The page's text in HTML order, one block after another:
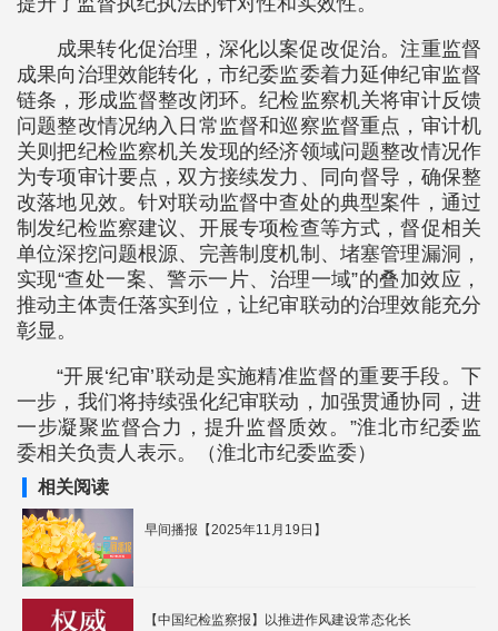
成果转化促治理，深化以案促改促治。注重监督
成果向治理效能转化，市纪委监委着力延伸纪审监督
链条，形成监督整改闭环。纪检监察机关将审计反馈
问题整改情况纳入日常监督和巡察监督重点，审计机
关则把纪检监察机关发现的经济领域问题整改情况作
为专项审计要点，双方接续发力、同向督导，确保整
改落地见效。针对联动监督中查处的典型案件，通过
制发纪检监察建议、开展专项检查等方式，督促相关
单位深挖问题根源、完善制度机制、堵塞管理漏洞，
实现“查处一案、警示一片、治理一域”的叠加效应，
推动主体责任落实到位，让纪审联动的治理效能充分
彰显。
“开展‘纪审’联动是实施精准监督的重要手段。下
一步，我们将持续强化纪审联动，加强贯通协同，进
一步凝聚监督合力，提升监督质效。”淮北市纪委监
委相关负责人表示。（淮北市纪委监委）
相关阅读
早间播报【2025年11月19日】
【中国纪检监察报】以推进作风建设常态化长